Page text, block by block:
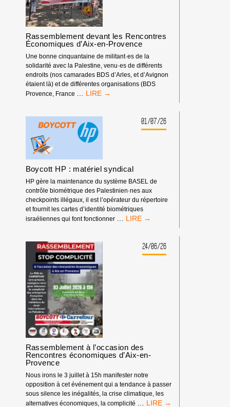
Rassemblement devant les Rencontres
Économiques d’Aix-en-Provence
Une bonne cinquantaine de militant·es de la
solidarité avec la Palestine, venu·es de différents
endroits (nos camarades BDS d’Arles, et d’Avignon
étaient là) et de différentes organisations (BDS
Provence, France
RASSEMBLEMENT
RENCONTRES
ÉCONOMIQUES
D’AIX-
01/07/26
Boycott HP : matériel syndical
HP gère la maintenance du système BASEL de
contrôle biométrique des Palestinien·nes aux
checkpoints illégaux, il est l’opérateur du répertoire
et fournit les cartes d’identité biométriques
israéliennes qui font fonctionner
BOYCOTT
MATÉRIEL
SYNDICAL
24/06/26
Rassemblement à l’occasion des
Rencontres économiques d’Aix-en-
Provence
Nous irons le 3 juillet à 15h manifester notre
opposition à cet événement qui a tendance à passer
sous silence les inégalités, la crise climatique, les
alternatives économiques, la complicité
RASSEMBLEMENT